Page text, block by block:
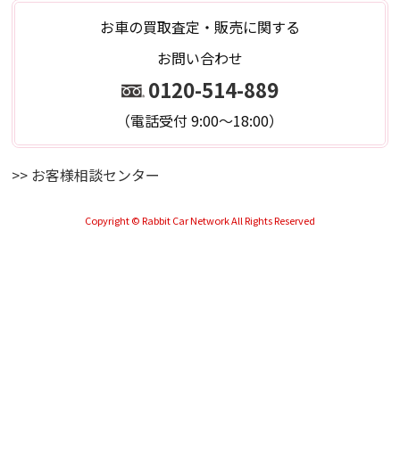
お車の買取査定・販売に関する
お問い合わせ
0120-514-889
（電話受付 9:00～18:00）
>> お客様相談センター
Copyright © Rabbit Car Network All Rights Reserved